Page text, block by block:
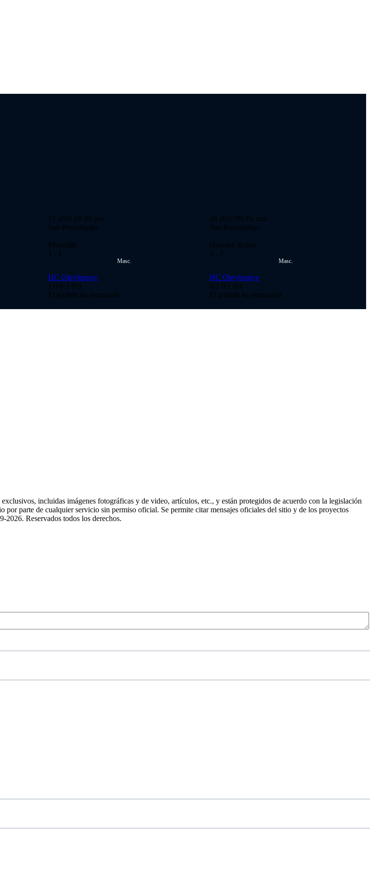
17 abril 18:30, jue
San Petersburgo
Monolith
1 - 1
Masc.
HC Okrylennye
1:0 0:1 0:0
El partido ha terminado
16 abril 09:45, mié
San Petersburgo
Oravske Kobry
0 - 7
Masc.
HC Okrylennye
0:2 0:1 0:4
El partido ha terminado
incluidas imágenes fotográficas y de video, artículos, etc., y están protegidos de acuerdo con la legislación
parte de cualquier servicio sin permiso oficial. Se permite citar mensajes oficiales del sitio y de los proyectos
Reservados todos los derechos.